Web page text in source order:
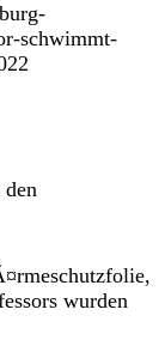
schwimmt-
wurden